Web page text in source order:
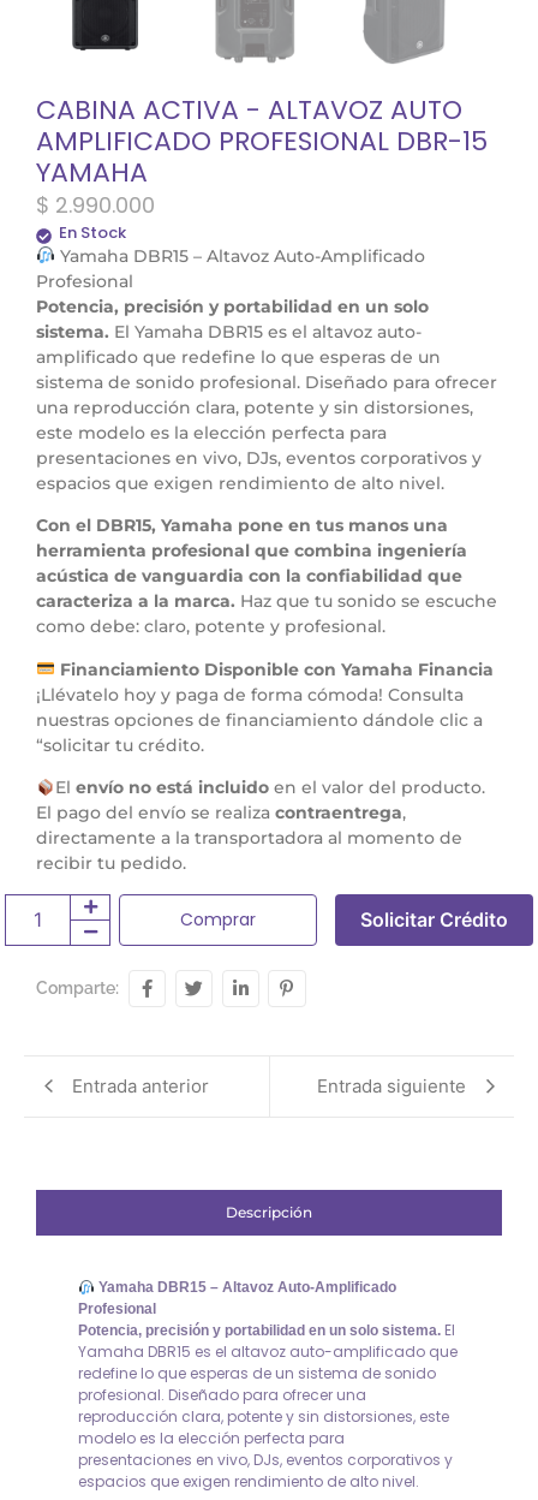
CABINA ACTIVA - ALTAVOZ AUTO
AMPLIFICADO PROFESIONAL DBR-15
YAMAHA
$ 2.990.000
En Stock
Yamaha DBR15 – Altavoz Auto-Amplificado
Profesional
Potencia, precisión y portabilidad en un solo
sistema. El Yamaha DBR15 es el altavoz auto-
amplificado que redefine lo que esperas de un
sistema de sonido profesional. Diseñado para ofrecer
una reproducción clara, potente y sin distorsiones,
este modelo es la elección perfecta para
presentaciones en vivo, DJs, eventos corporativos y
espacios que exigen rendimiento de alto nivel.
Con el DBR15, Yamaha pone en tus manos una
herramienta profesional que combina ingeniería
acústica de vanguardia con la confiabilidad que
caracteriza a la marca. Haz que tu sonido se escuche
como debe: claro, potente y profesional.
Financiamiento Disponible con Yamaha Financia
¡Llévatelo hoy y paga de forma cómoda! Consulta
nuestras opciones de financiamiento dándole clic a
“solicitar tu crédito.
El envío no está incluidoen el valor del producto.
El pago del envío se realiza contraentrega,
directamente a la transportadora al momento de
recibir tu pedido.
Comprar Solicitar Crédito
Comparte:
Entrada anterior Entrada siguiente
Descripción
Yamaha DBR15 – Altavoz Auto-Amplificado
Profesional
Potencia, precisión y portabilidad en un solo sistema. El
Yamaha DBR15 es el altavoz auto-amplificado que
redefine lo que esperas de un sistema de sonido
profesional. Diseñado para ofrecer una
reproducción clara, potente y sin distorsiones, este
modelo es la elección perfecta para
presentaciones en vivo, DJs, eventos corporativos y
espacios que exigen rendimiento de alto nivel.